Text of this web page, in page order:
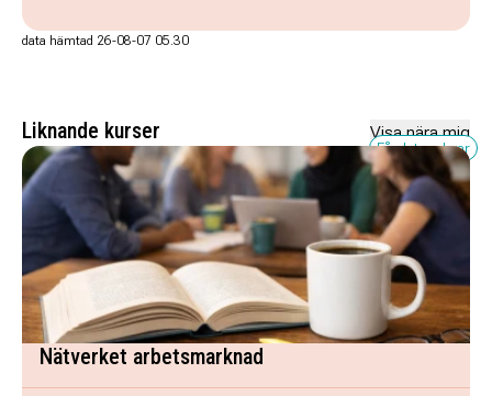
data hämtad 26-08-07 05.30
Liknande kurser Visa nära mig
Få platser kvar
Nätverket arbetsmarknad